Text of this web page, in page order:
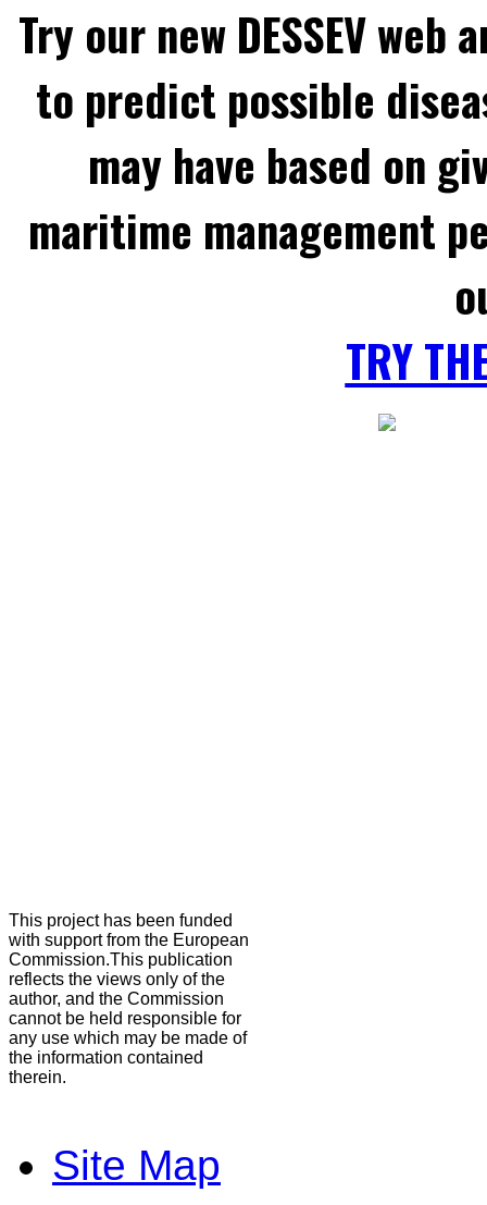
Try our new DESSEV
to predict possible
may have based on
maritime management
TRY
This project has been funded
with support from the European
Commission.This publication
reflects the views only of the
author, and the Commission
cannot be held responsible for
any use which may be made of
the information contained
therein.
Site Map